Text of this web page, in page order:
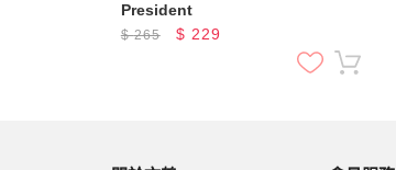
President
$265 $ 229